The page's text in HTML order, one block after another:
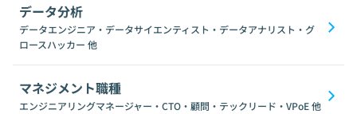
データ分析
データエンジニア・データサイエンティスト・データアナリスト・グ
ロースハッカー 他
マネジメント職種
エンジニアリングマネージャー・CTO・顧問・テックリード・VPoE他